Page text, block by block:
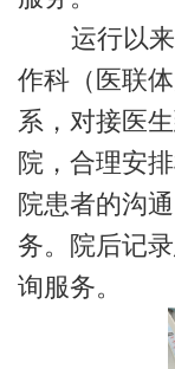
运行以
作科（医联
系，对接医
院，合理安
院患者的沟
务。院后记
询服务。